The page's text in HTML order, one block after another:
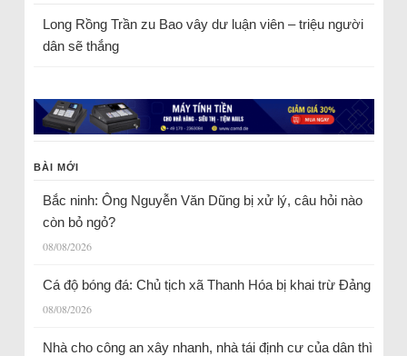
Long Rồng Trầnzu Bao vây dư luận viên – triệu người
dân sẽ thắng
BÀI MỚI
Bắc ninh: Ông Nguyễn Văn Dũng bị xử lý, câu hỏi nào
còn bỏ ngỏ?
08/08/2026
Cá độ bóng đá: Chủ tịch xã Thanh Hóa bị khai trừ Đảng
08/08/2026
Nhà cho công an xây nhanh, nhà tái định cư của dân thì